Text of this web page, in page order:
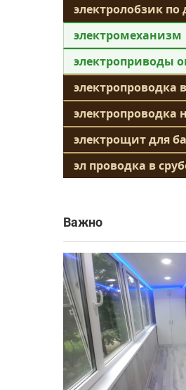
электролобзик
электромеханизм
электроприводы
электропроводка
электропроводка
электрощит для
эл проводка в
Важно